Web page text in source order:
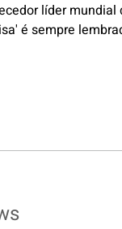
líder
é sempre